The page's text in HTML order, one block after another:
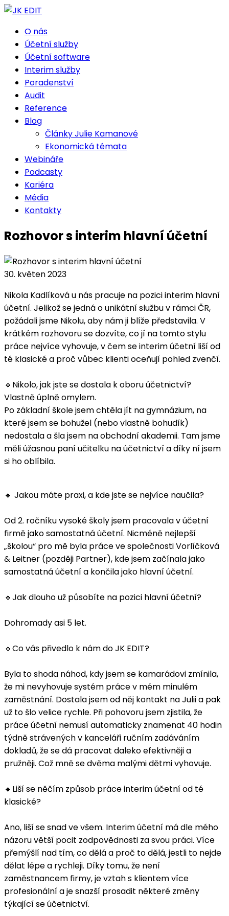
O nás
Účetní služby
Účetní software
Interim služby
Poradenství
Audit
Reference
Blog
Články Julie Kamanové
Ekonomická témata
Webináře
Podcasty
Kariéra
Média
Kontakty
Rozhovor s interim hlavní účetní
30. květen 2023
Nikola Kadlíková u nás pracuje na pozici interim hlavní
účetní. Jelikož se jedná o unikátní službu v rámci ČR,
požádali jsme Nikolu, aby nám ji blíže představila. V
krátkém rozhovoru se dozvíte, co jí na tomto stylu
práce nejvíce vyhovuje, v čem se interim účetní liší od
té klasické a proč vůbec klienti oceňují pohled zvenčí.
🔹Nikolo, jak jste se dostala k oboru účetnictví?
Vlastně úplně omylem.
Po základní škole jsem chtěla jít na gymnázium, na
které jsem se bohužel (nebo vlastně bohudík)
nedostala a šla jsem na obchodní akademii. Tam jsme
měli úžasnou paní učitelku na účetnictví a díky ní jsem
si ho oblíbila.
🔹 Jakou máte praxi, a kde jste se nejvíce naučila?
Od 2. ročníku vysoké školy jsem pracovala v účetní
firmě jako samostatná účetní. Nicméně nejlepší
„školou“ pro mě byla práce ve společnosti Vorlíčková
& Leitner (později Partner), kde jsem začínala jako
samostatná účetní a končila jako hlavní účetní.
🔹Jak dlouho už působíte na pozici hlavní účetní?
Dohromady asi 5 let.
🔹Co vás přivedlo k nám do JK EDIT?
Byla to shoda náhod, kdy jsem se kamarádovi zmínila,
že mi nevyhovuje systém práce v mém minulém
zaměstnání. Dostala jsem od něj kontakt na Julii a pak
už to šlo velice rychle. Při pohovoru jsem zjistila, že
práce účetní nemusí automaticky znamenat 40 hodin
týdně strávených v kanceláři ručním zadáváním
dokladů, že se dá pracovat daleko efektivněji a
pružněji. Což mně se dvěma malými dětmi vyhovuje.
🔹Liší se něčím způsob práce interim účetní od té
klasické?
Ano, liší se snad ve všem. Interim účetní má dle mého
názoru větší pocit zodpovědnosti za svou práci. Více
přemýšlí nad tím, co dělá a proč to dělá, jestli to nejde
dělat lépe a rychleji. Díky tomu, že není
zaměstnancem firmy, je vztah s klientem více
profesionální a je snazší prosadit některé změny
týkající se účetnictví.